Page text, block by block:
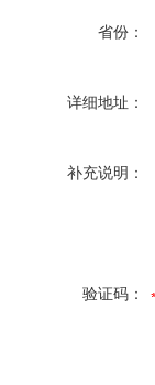
省份：
详细地址：
补充说明：
验证码：